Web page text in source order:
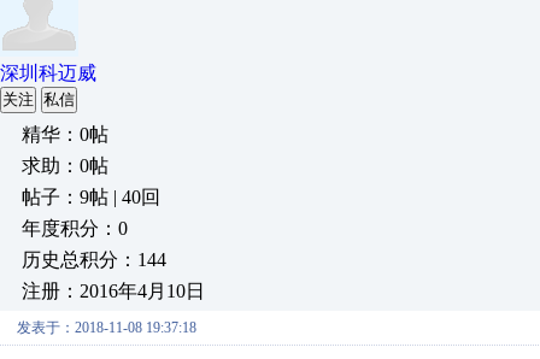
深圳科迈威
关注 私信
精华：0帖
求助：0帖
帖子：9帖 | 40回
年度积分：0
历史总积分：144
注册：2016年4月10日
发表于：2018-11-08 19:37:18